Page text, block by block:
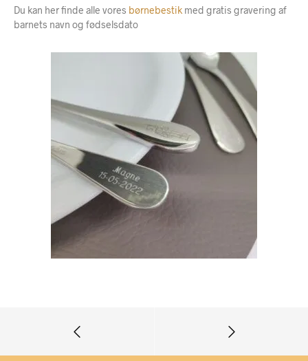
Du kan her finde alle vores børnebestik med gratis gravering af
barnets navn og fødselsdato